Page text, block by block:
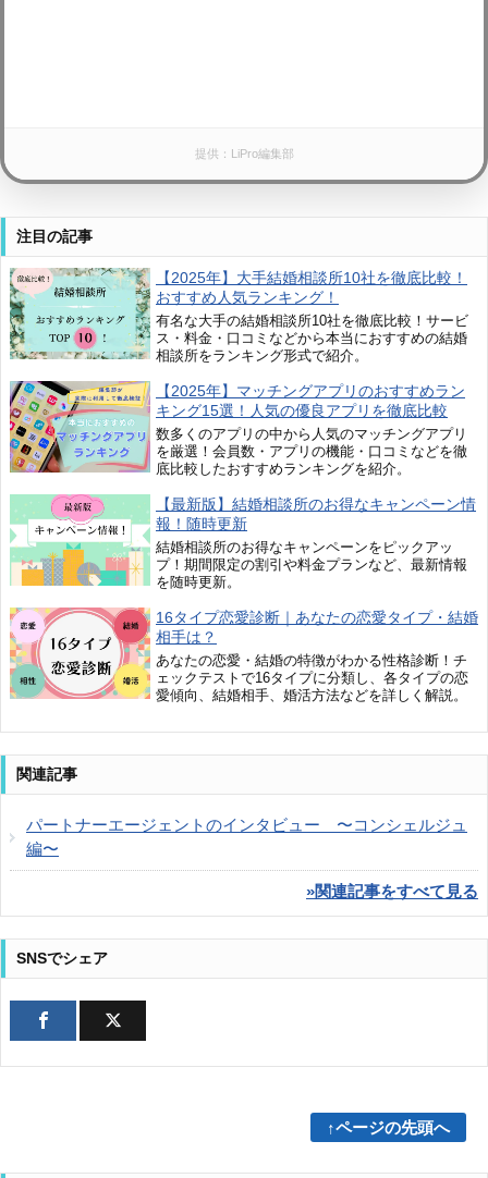
提供：LiPro編集部
注目の記事
【2025年】大手結婚相談所10社を徹底比較！
おすすめ人気ランキング！
有名な大手の結婚相談所10社を徹底比較！サービ
ス・料金・口コミなどから本当におすすめの結婚
相談所をランキング形式で紹介。
【2025年】マッチングアプリのおすすめラン
キング15選！人気の優良アプリを徹底比較
数多くのアプリの中から人気のマッチングアプリ
を厳選！会員数・アプリの機能・口コミなどを徹
底比較したおすすめランキングを紹介。
【最新版】結婚相談所のお得なキャンペーン情
報！随時更新
結婚相談所のお得なキャンペーンをピックアッ
プ！期間限定の割引や料金プランなど、最新情報
を随時更新。
16タイプ恋愛診断｜あなたの恋愛タイプ・結婚
相手は？
あなたの恋愛・結婚の特徴がわかる性格診断！チ
ェックテストで16タイプに分類し、各タイプの恋
愛傾向、結婚相手、婚活方法などを詳しく解説。
関連記事
パートナーエージェントのインタビュー 〜コンシェルジュ
編〜
»関連記事をすべて見る
SNSでシェア
↑ページの先頭へ